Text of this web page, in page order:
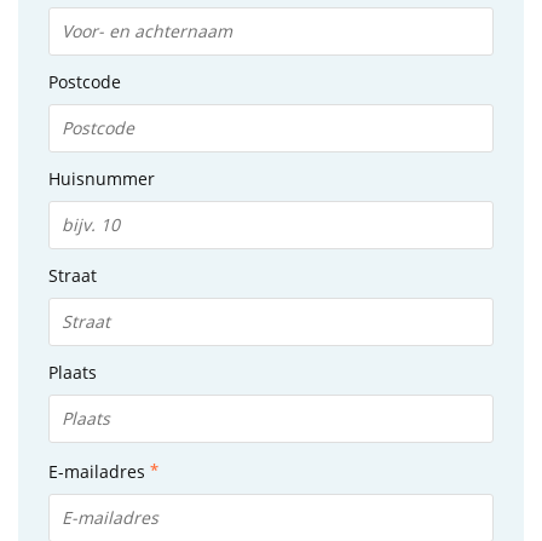
Postcode
Huisnummer
Straat
Plaats
E-mailadres